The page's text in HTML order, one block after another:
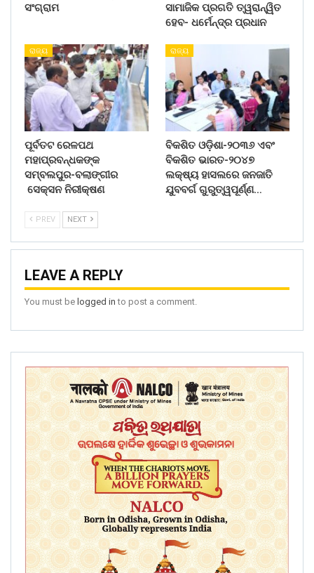
ସଂଗ୍ରାମ
ସାମାଜିକ ପ୍ରଗତି ତ୍ୱରାନ୍ୱିତ
ହେବ- ଧର୍ମେନ୍ଦ୍ର ପ୍ରଧାନ
ରାଜ୍ୟ
ପୂର୍ବତଟ ରେଳପଥ
ମହାପ୍ରବନ୍ଧକଙ୍କ
ସମ୍ବଲପୁର-ବଲାଙ୍ଗୀର
ସେକ୍ସନ ନିରୀକ୍ଷଣ
ରାଜ୍ୟ
ବିକଶିତ ଓଡ଼ିଶା-୨୦୩୬ ଏବଂ
ବିକଶିତ ଭାରତ-୨୦୪୭
ଲକ୍ଷ୍ୟ ହାସଲରେ ଜନଜାତି
ଯୁବବର୍ଗ ଗୁରୁତ୍ୱପୂର୍ଣ୍ଣ…
PREV NEXT
LEAVE A REPLY
You must be logged in to post a comment.